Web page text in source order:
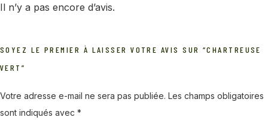
Il n’y a pas encore d’avis.
SOYEZ LE PREMIER À LAISSER VOTRE AVIS SUR “CHARTREUSE
VERT”
Votre adresse e-mail ne sera pas publiée. Les champs obligatoires
sont indiqués avec *